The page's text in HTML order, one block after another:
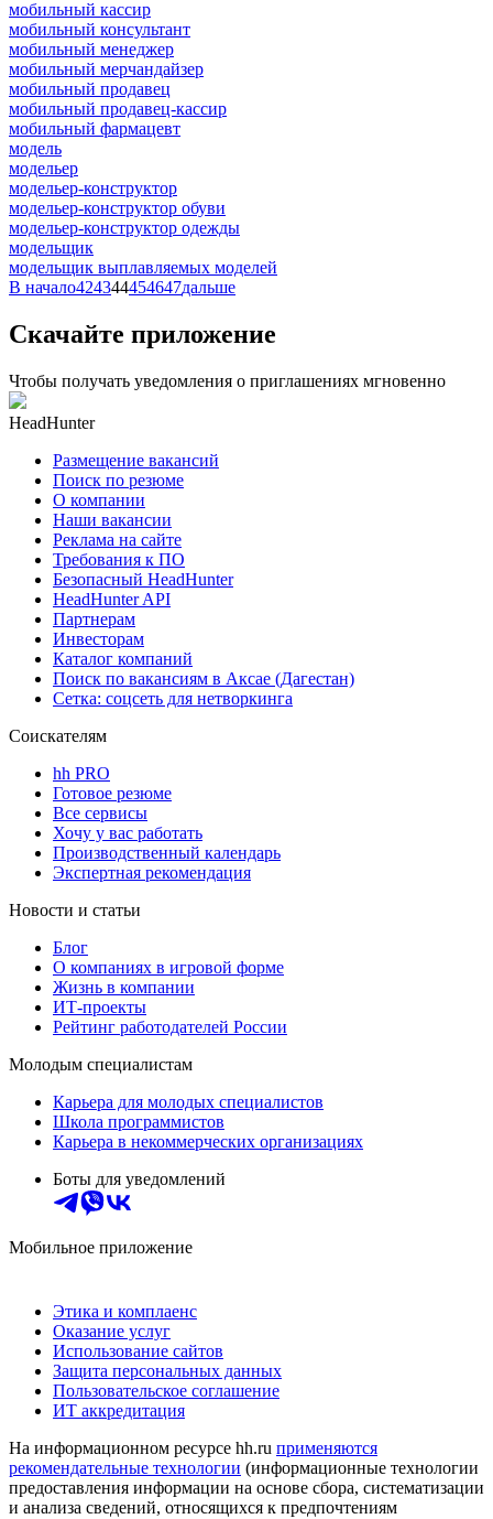
мобильный кассир
мобильный консультант
мобильный менеджер
мобильный мерчандайзер
мобильный продавец
мобильный продавец-кассир
мобильный фармацевт
модель
модельер
модельер-конструктор
модельер-конструктор обуви
модельер-конструктор одежды
модельщик
модельщик выплавляемых моделей
В начало424344454647дальше
Скачайте приложение
Чтобы получать уведомления о приглашениях мгновенно
HeadHunter
Размещение вакансий
Поиск по резюме
О компании
Наши вакансии
Реклама на сайте
Требования к ПО
Безопасный HeadHunter
HeadHunter API
Партнерам
Инвесторам
Каталог компаний
Поиск по вакансиям в Аксае (Дагестан)
Сетка: соцсеть для нетворкинга
Соискателям
hh PRO
Готовое резюме
Все сервисы
Хочу у вас работать
Производственный календарь
Экспертная рекомендация
Новости и статьи
Блог
О компаниях в игровой форме
Жизнь в компании
ИТ-проекты
Рейтинг работодателей России
Молодым специалистам
Карьера для молодых специалистов
Школа программистов
Карьера в некоммерческих организациях
Боты для уведомлений
Мобильное приложение
Этика и комплаенс
Оказание услуг
Использование сайтов
Защита персональных данных
Пользовательское соглашение
ИТ аккредитация
На информационном ресурсе hh.ru применяются
рекомендательные технологии (информационные технологии
предоставления информации на основе сбора, систематизации
и анализа сведений, относящихся к предпочтениям